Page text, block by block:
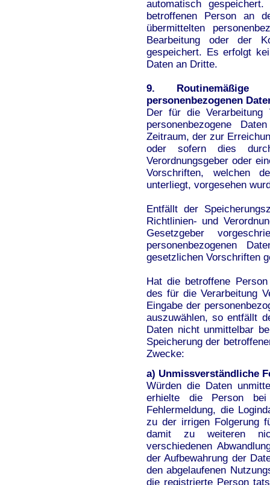
automatisch
betroffenen Person an
übermittelten
Bearbeitung oder der
gespeichert. Es erfolgt
Daten an Dritte.
9.
personenbezogenen
Der für die Verarbeitung
personenbezogene
Zeitraum, der zur
oder sofern dies
Verordnungsgeber oder
Vorschriften, welchen
unterliegt, vorgesehen
Entfällt der
Richtlinien- und
Gesetzgeber
personenbezogenen
gesetzlichen Vorschriften
Hat die betroffene
des für die Verarbeitung
Eingabe der
auszuwählen, so entfällt
Daten nicht unmittelbar
Speicherung der
Zwecke:
a) Unmissverständliche
Würden die Daten
erhielte die Person
Fehlermeldung, die
zu der irrigen Folgerung
damit zu weiteren
verschiedenen
der Aufbewahrung der
den abgelaufenen
die registrierte Person